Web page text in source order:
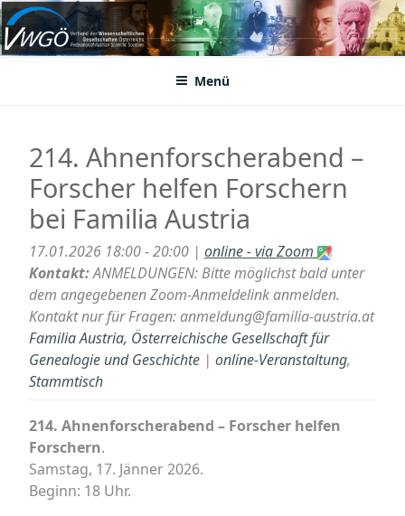
Zum
Inhalt
springenVWGÖ
Federation of Austrian Scientific Societies
Menü
214. Ahnenforscherabend –
Forscher helfen Forschern
bei Familia Austria
17.01.2026 18:00 - 20:00 | online - via Zoom
Kontakt:ANMELDUNGEN: Bitte möglichst bald unter
dem angegebenen Zoom-Anmeldelink anmelden.
Kontakt nur für Fragen: anmeldung@familia-austria.at
Familia Austria, Österreichische Gesellschaft für
Genealogie und Geschichte | online-Veranstaltung,
Stammtisch
214. Ahnenforscherabend – Forscher helfen
Forschern.
Samstag, 17. Jänner 2026.
Beginn: 18 Uhr.